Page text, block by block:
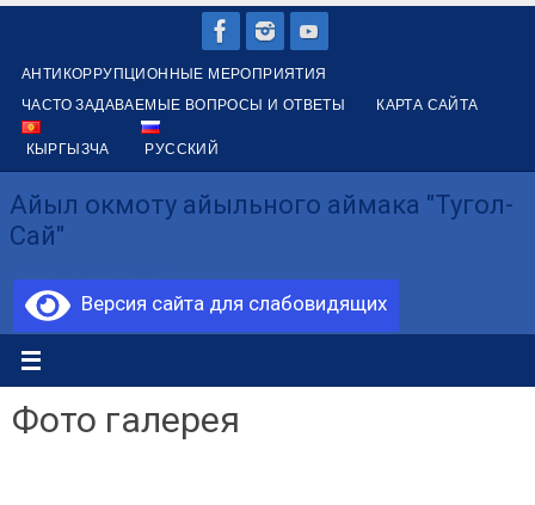
содержимому
АНТИКОРРУПЦИОННЫЕ МЕРОПРИЯТИЯ
ЧАСТО ЗАДАВАЕМЫЕ ВОПРОСЫ И ОТВЕТЫ
КАРТА САЙТА
КЫРГЫЗЧА РУССКИЙ
Айыл окмоту айыльного аймака "Тугол-
Сай"
Версия сайта для слабовидящих
Фото галерея